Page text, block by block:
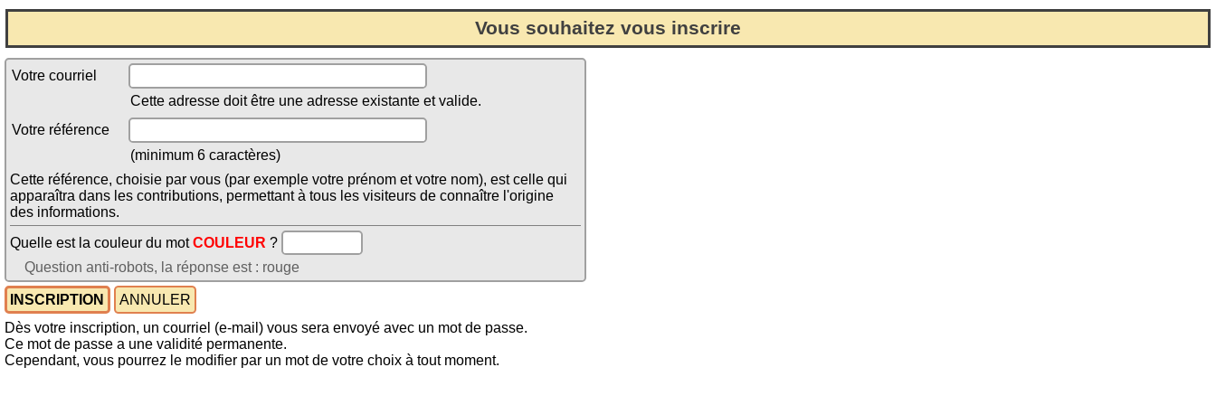
Vous souhaitez vous inscrire
Votre courriel
Cette adresse doit être une adresse existante et valide.
Votre référence
(minimum 6 caractères)
Cette référence, choisie par vous (par exemple votre prénom et votre nom), est celle qui
apparaîtra dans les contributions, permettant à tous les visiteurs de connaître l'origine
des informations.
Quelle est la couleur du motCOULEUR ?
Question anti-robots, la réponse est : rouge
Dès votre inscription, un courriel (e-mail) vous sera envoyé avec un mot de passe.
Ce mot de passe a une validité permanente.
Cependant, vous pourrez le modifier par un mot de votre choix à tout moment.